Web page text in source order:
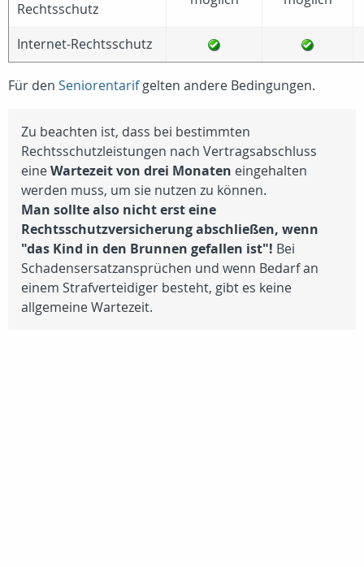
Rechtsschutz
Internet-Rechtsschutz
Für den Seniorentarifgelten andere Bedingungen.
Zu beachten ist, dass bei bestimmten
Rechtsschutzleistungen nach Vertragsabschluss
eineWartezeit von drei Monaten eingehalten
werden muss, um sie nutzen zu können.
Man sollte also nicht erst eine
Rechtsschutzversicherung abschließen, wenn
"das Kind in den Brunnen gefallen ist"! Bei
Schadensersatzansprüchen und wenn Bedarf an
einem Strafverteidiger besteht, gibt es keine
allgemeine Wartezeit.